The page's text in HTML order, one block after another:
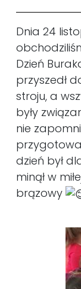
Dnia 24
Dzień
przyszedł
stroju, a
były
nie
dzień był
minął w
brązowy